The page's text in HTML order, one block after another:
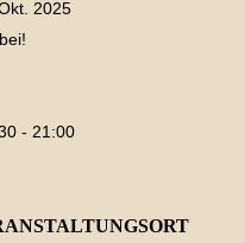
2025
- 21:00